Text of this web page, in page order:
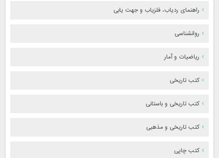
راهنمای ردیاب، فلزیاب و جهت یابی
روانشناسی
ریاضیات و آمار
کتب تاریخی
کتب تاریخی و باستانی
کتب تاریخی و مذهبی
کتب چاپی